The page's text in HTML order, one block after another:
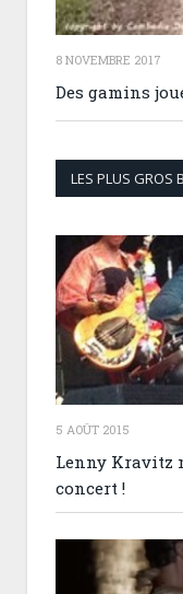
8 NOVEMBRE 2017
Des gamins
LES PLUS GROS
5 AOÛT 2015
Lenny Kravitz
concert !